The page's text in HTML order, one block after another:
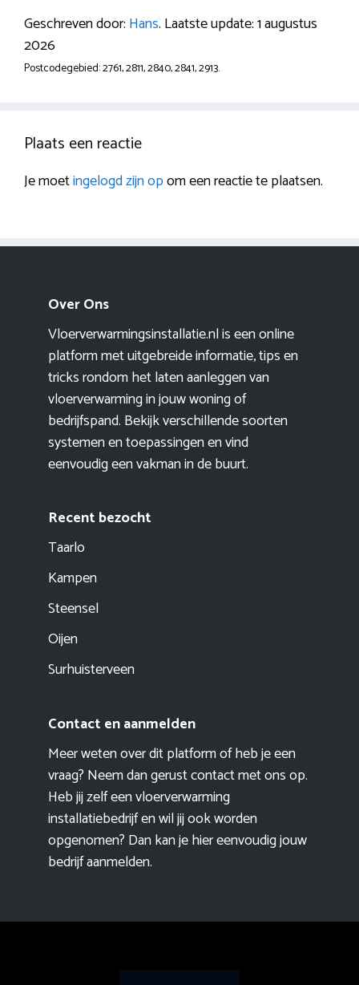
Geschreven door: Hans. Laatste update: 1 augustus
2026
Postcodegebied: 2761, 2811, 2840, 2841, 2913.
Plaats een reactie
Je moetingelogd zijn opom een reactie te plaatsen.
Over Ons
Vloerverwarmingsinstallatie.nl is een online
platform met uitgebreide informatie, tips en
tricks rondom het laten aanleggen van
vloerverwarming in jouw woning of
bedrijfspand. Bekijk verschillende soorten
systemen en toepassingen en vind
eenvoudig een vakman in de buurt.
Recent bezocht
Taarlo
Kampen
Steensel
Oijen
Surhuisterveen
Contact en aanmelden
Meer weten over dit platform of heb je een
vraag? Neem dan gerust contact met ons op.
Heb jij zelf een vloerverwarming
installatiebedrijf en wil jij ook worden
opgenomen? Dan kan je hier eenvoudigjouw
bedrijf aanmelden.